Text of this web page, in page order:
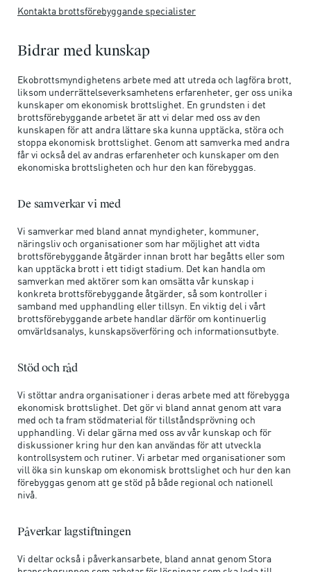
Kontakta brottsförebyggande specialister
Bidrar med kunskap
Ekobrottsmyndighetens arbete med att utreda och lagföra brott,
liksom underrättelseverksamhetens erfarenheter, ger oss unika
kunskaper om ekonomisk brottslighet. En grundsten i det
brottsförebyggande arbetet är att vi delar med oss av den
kunskapen för att andra lättare ska kunna upptäcka, störa och
stoppa ekonomisk brottslighet. Genom att samverka med andra
får vi också del av andras erfarenheter och kunskaper om den
ekonomiska brottsligheten och hur den kan förebyggas.
De samverkar vi med
Vi samverkar med bland annat myndigheter, kommuner,
näringsliv och organisationer som har möjlighet att vidta
brottsförebyggande åtgärder innan brott har begåtts eller som
kan upptäcka brott i ett tidigt stadium. Det kan handla om
samverkan med aktörer som kan omsätta vår kunskap i
konkreta brottsförebyggande åtgärder, så som kontroller i
samband med upphandling eller tillsyn. En viktig del i vårt
brottsförebyggande arbete handlar därför om kontinuerlig
omvärldsanalys, kunskapsöverföring och informationsutbyte.
Stöd och råd
Vi stöttar andra organisationer i deras arbete med att förebygga
ekonomisk brottslighet. Det gör vi bland annat genom att vara
med och ta fram stödmaterial för tillståndsprövning och
upphandling. Vi delar gärna med oss av vår kunskap och för
diskussioner kring hur den kan användas för att utveckla
kontrollsystem och rutiner. Vi arbetar med organisationer som
vill öka sin kunskap om ekonomisk brottslighet och hur den kan
förebyggas genom att ge stöd på både regional och nationell
nivå.
Påverkar lagstiftningen
Vi deltar också i påverkansarbete, bland annat genom Stora